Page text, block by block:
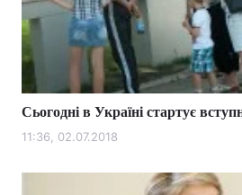
Сьогодні в Україні стартує
11:36, 02.07.2018